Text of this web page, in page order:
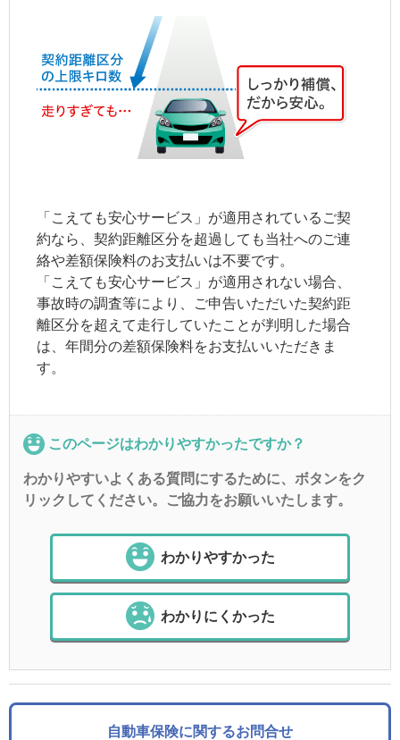
「こえても安心サービス」が適用されているご契
約なら、 契約距離区分を超過しても当社へのご連
絡や差額保険料のお支払いは不要です。
「こえても安心サービス」が適用されない場合、
事故時の調査等により、ご申告いただいた契約距
離区分を超えて走行していたことが判明した場合
は、年間分の差額保険料をお支払いいただきま
す。
このページはわかりやすかったですか？
わかりやすいよくある質問にするために、ボタンをク
リックしてください。ご協力をお願いいたします。
わかりやすかった
わかりにくかった
自動車保険に関するお問合せ